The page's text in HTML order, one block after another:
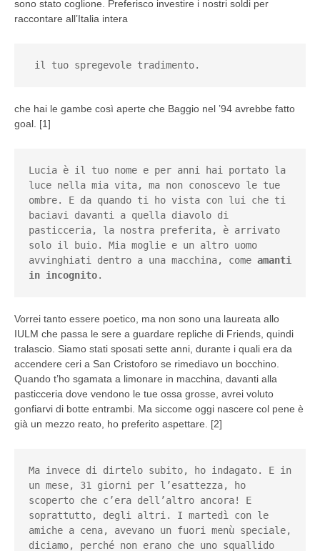
sono stato coglione. Preferisco investire i nostri soldi per
raccontare all’Italia intera
il tuo spregevole tradimento.
che hai le gambe così aperte che Baggio nel ’94 avrebbe fatto
goal. [1]
Lucia è il tuo nome e per anni hai portato la
luce nella mia vita, ma non conoscevo le tue
ombre. E da quando ti ho vista con lui che ti
baciavi davanti a quella diavolo di
pasticceria, la nostra preferita, è arrivato
solo il buio. Mia moglie e un altro uomo
avvinghiati dentro a una macchina, come amanti
in incognito.
Vorrei tanto essere poetico, ma non sono una laureata allo
IULM che passa le sere a guardare repliche di Friends, quindi
tralascio. Siamo stati sposati sette anni, durante i quali era da
accendere ceri a San Cristoforo se rimediavo un bocchino.
Quando t’ho sgamata a limonare in macchina, davanti alla
pasticceria dove vendono le tue ossa grosse, avrei voluto
gonfiarvi di botte entrambi. Ma siccome oggi nascere col pene è
già un mezzo reato, ho preferito aspettare. [2]
Ma invece di dirtelo subito, ho indagato. E in
un mese, 31 giorni per l’esattezza, ho
scoperto che c’era dell’altro ancora! E
soprattutto, degli altri. I martedì con le
amiche a cena, avevano un fuori menù speciale,
diciamo, perché non erano che uno squallido